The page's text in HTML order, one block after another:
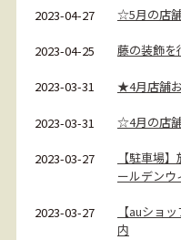
2023-04-27 ☆5月の店
2023-04-25 藤の装飾を
2023-03-31 ★4月店舗
2023-03-31 ☆4月の店
2023-03-27
【駐車場
ールデンウ
2023-03-27
【auショ
内